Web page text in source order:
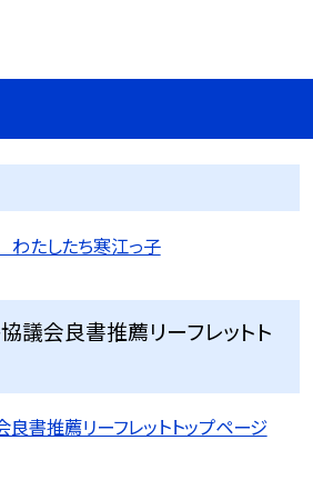
たしたち寒江っ子
議会良書推薦リーフレットト
書推薦リーフレットトップページ